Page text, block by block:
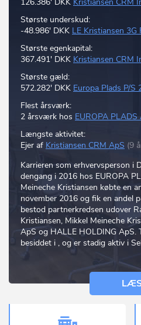
Største underskud:
-48.986' DKK LE Kristiansen
Største egenkapital:
367.491' DKK Kristiansen CRM
Største gæld:
572.282' DKK Europa Plads P/S
Flest årsværk:
2 årsværk hos EUROPA PLADS
Længste aktivitet:
Ejer af Kristiansen CRM ApS (9
Karrieren som erhvervsperson i
dengang i 2016 hos EUROPA
Meineche Kristiansen købte en
november 2016 og fik en andel
bestod partnerkredsen udover
Kristiansen, Mikkel Meineche
ApS og HALLE HOLDING ApS.
besiddet i , og er stadig aktiv i